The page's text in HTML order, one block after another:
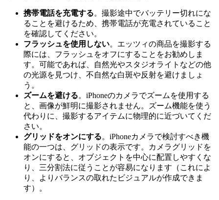
携帯電話を充電する。撮影途中でバッテリー切れにな
ることを避けるため、携帯電話が充電されていること
を確認してください。
フラッシュを使用しない。エッツィの商品を撮影する
際には、フラッシュをオフにすることをお勧めしま
す。可能であれば、自然光やスタジオライトなどの他
の光源を見つけ、不自然な白斑や反射を避けましょ
う。
ズームを避ける。iPhoneのカメラでズームを使用する
と、画像が鮮明に撮影されません。ズーム機能を使う
代わりに、撮影するアイテムに物理的に近づいてくだ
さい。
グリッドをオンにする。iPhoneカメラで検討すべき機
能の一つは、グリッドの表示です。カメラグリッドを
オンにすると、オブジェクトを中心に配置しやすくな
り、三分割法に従うことが容易になります（これによ
り、よりバランスの取れたビジュアルが作成できま
す）。